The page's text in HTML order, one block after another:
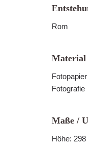
Rom
Material
Fotopapier
Fotografie
Maße /
Höhe: 298